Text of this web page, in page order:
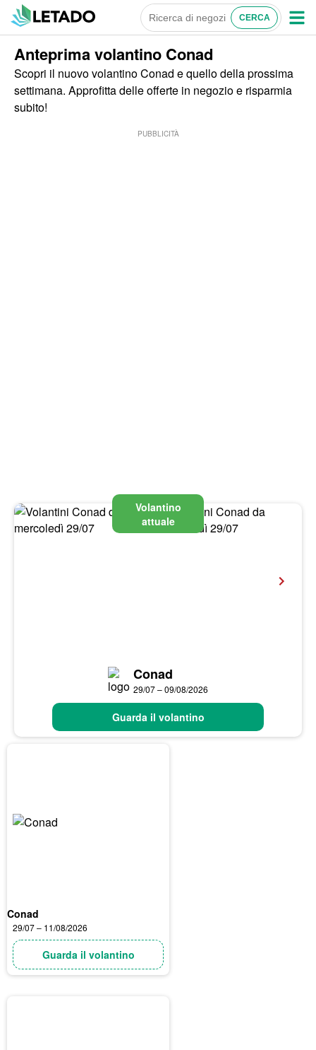
Anteprima volantino Conad
Scopri il nuovo volantino Conad e quello della prossima
settimana. Approfitta delle offerte in negozio e risparmia
subito!
PUBBLICITÀ
Volantino
attuale
Conad
29/07 – 09/08/2026
Guarda il volantino
Conad
29/07 – 11/08/2026
Guarda il volantino